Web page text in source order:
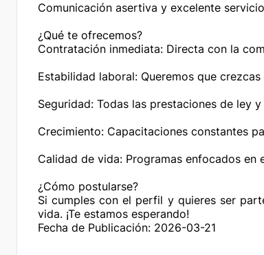
Comunicación asertiva y excelente
¿Qué te ofrecemos?
Contratación inmediata: Directa con la
Estabilidad laboral: Queremos que
Seguridad: Todas las prestaciones de ley
Crecimiento: Capacitaciones constantes
Calidad de vida: Programas enfocados en
¿Cómo postularse?
Si cumples con el perfil y quieres ser
vida. ¡Te estamos esperando!
Fecha de Publicación: 2026-03-21